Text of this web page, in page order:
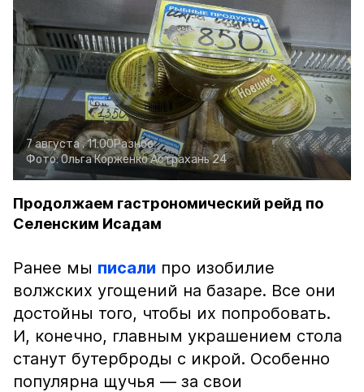
7 августа , 11:00Разное
Фото:Ольга КорженкоАстрахань 24
Продолжаем гастрономический рейд по
Селенским Исадам
Ранее мы писали про изобилие
волжских угощений на базаре. Все они
достойны того, чтобы их попробовать.
И, конечно, главным украшением стола
станут бутерброды с икрой. Особенно
популярна щучья — за свои